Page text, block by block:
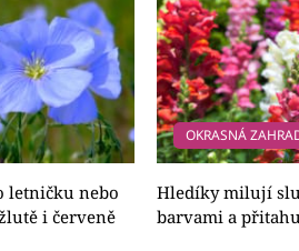
letničku nebo
i červeně
OKRASNÁ
Hledíky milují
barvami a